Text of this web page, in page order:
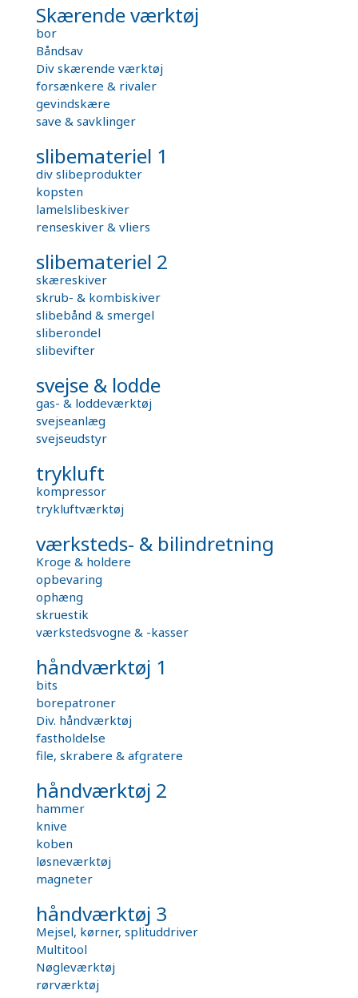
Skærende værktøj
bor
Båndsav
Div skærende værktøj
forsænkere & rivaler
gevindskære
save & savklinger
slibemateriel 1
div slibeprodukter
kopsten
lamelslibeskiver
renseskiver & vliers
slibemateriel 2
skæreskiver
skrub- & kombiskiver
slibebånd & smergel
sliberondel
slibevifter
svejse & lodde
gas- & loddeværktøj
svejseanlæg
svejseudstyr
trykluft
kompressor
trykluftværktøj
værksteds- & bilindretning
Kroge & holdere
opbevaring
ophæng
skruestik
værkstedsvogne & -kasser
håndværktøj 1
bits
borepatroner
Div. håndværktøj
fastholdelse
file, skrabere & afgratere
håndværktøj 2
hammer
knive
koben
løsneværktøj
magneter
håndværktøj 3
Mejsel, kørner, splituddriver
Multitool
Nøgleværktøj
rørværktøj